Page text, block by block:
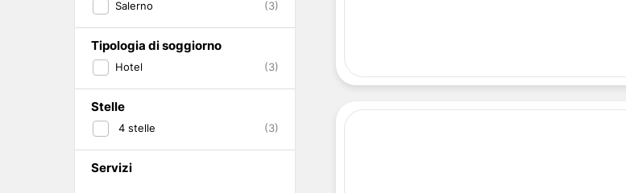
Abruzzo
Emilia Romagna
Valle d'Aosta
Trentino-Alto Adige
Friuli-Venezia Giulia
Marche
Malta
Roma
Isole del Golfo di Napoli
Lampedusa
Pantelleria
Single
Under 30
Pet Friendly
Gourmet & Enogastronomia
Salerno (3)
Tipologia di soggiorno
Hotel (3)
Stelle
4 stelle (3)
Servizi